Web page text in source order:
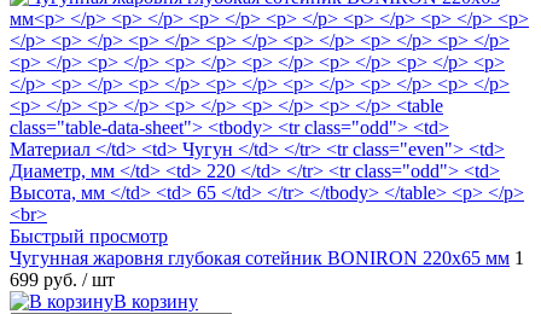
Быстрый просмотр
Чугунная жаровня глубокая сотейник BONIRON 220х65 мм 1
699 руб. / шт
В корзину